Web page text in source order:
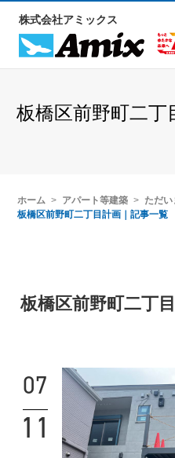
株式会社アミックス
板橋区前野町二丁
ホーム アパート等建築
ただい
板橋区前野町二丁目計画｜記事一覧
板橋区前野町二丁
07
11